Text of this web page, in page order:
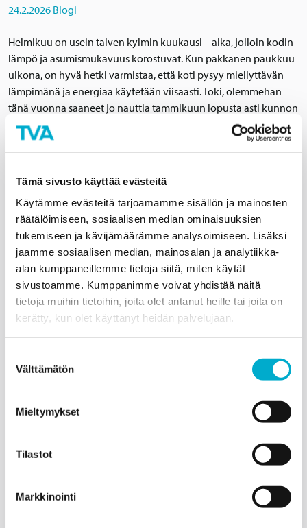
Tämä sivusto käyttää evästeitä
Käytämme evästeitä tarjoamamme sisällön ja mainosten
räätälöimiseen, sosiaalisen median ominaisuuksien
tukemiseen ja kävijämäärämme analysoimiseen. Lisäksi
jaamme sosiaalisen median, mainosalan ja analytiikka-
alan kumppaneillemme tietoja siitä, miten käytät
sivustoamme. Kumppanimme voivat yhdistää näitä
tietoja muihin tietoihin, joita olet antanut heille tai joita on
kerätty, kun olet käyttänyt heidän palvelujaan.
valinta
Välttämätön
Mieltymykset
Tilastot
Markkinointi
24.2.2026 Blogi
Helmikuu on usein talven kylmin kuukausi – aika, jolloin kodin
lämpö ja asumismukavuus korostuvat. Kun pakkanen paukkuu
ulkona, on hyvä hetki varmistaa, että koti pysyy miellyttävän
lämpimänä ja energiaa käytetään viisaasti. Toki, olemmehan
tänä vuonna saaneet jo nauttia tammikuun lopusta asti kunnon
paukkupakkasista vaihtelevasti. Patterit sopivasti lämpimät
Lämpö jakautuu tasaisesti huoneeseen, kun pattereita ei
peitetä…
Lue lisää